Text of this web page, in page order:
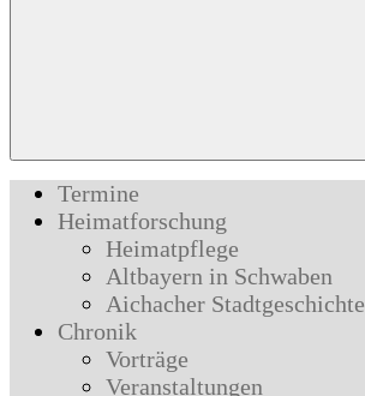
Termine
Heimatforschung
Heimatpflege
Altbayern in Schwaben
Aichacher Stadtgeschichte
Chronik
Vorträge
Veranstaltungen